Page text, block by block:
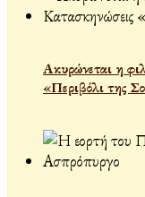
Ακυρώνεται η
«Περιβόλι της